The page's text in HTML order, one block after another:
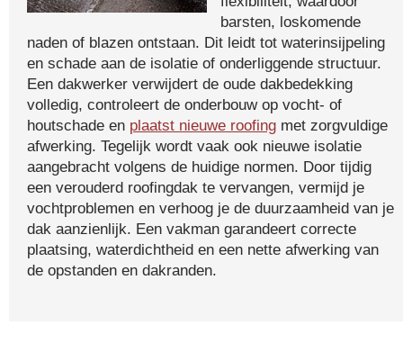
barsten, loskomende
naden of blazen ontstaan. Dit leidt tot waterinsijpeling
en schade aan de isolatie of onderliggende structuur.
Een dakwerker verwijdert de oude dakbedekking
volledig, controleert de onderbouw op vocht- of
houtschade en plaatst nieuwe roofing met zorgvuldige
afwerking. Tegelijk wordt vaak ook nieuwe isolatie
aangebracht volgens de huidige normen. Door tijdig
een verouderd roofingdak te vervangen, vermijd je
vochtproblemen en verhoog je de duurzaamheid van je
dak aanzienlijk. Een vakman garandeert correcte
plaatsing, waterdichtheid en een nette afwerking van
de opstanden en dakranden.